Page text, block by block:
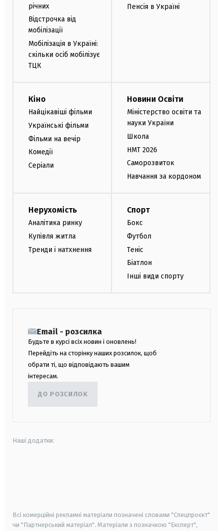
річних
Відстрочка від
мобілізації
Мобілізація в Україні:
скільки осіб мобілізує
ТЦК
Пенсія в Україні
Кіно
Найцікавіші фільми
Українські фільми
Фільми на вечір
Комедії
Серіали
Новини Освіти
Міністерство освіти та
науки України
Школа
НМТ 2026
Саморозвиток
Навчання за кордоном
Нерухомість
Аналітика ринку
Купівля житла
Тренди і натхнення
Спорт
Бокс
Футбол
Теніс
Біатлон
Інші види спорту
Email - розсилка
Будьте в курсі всіх новин і оновлень!
Перейдіть на сторінку наших розсилок, щоб
обрати ті, що відповідають вашим
інтересам.
ДО РОЗСИЛОК
Наші додатки:
Всі комерційні рекламні матеріали позначені словами "Спецпроєкт"
чи "Партнерський матеріал". Матеріали з позначкою "Експерт",